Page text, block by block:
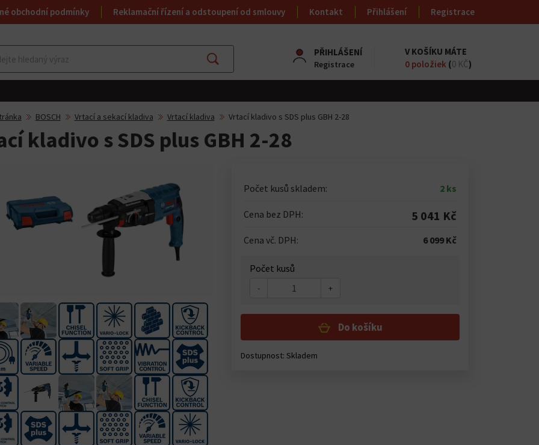
obchodní podmínky Reklamační řízení a odstoupení od smlouvy Kontakt Přihlášení Registrace
Najít
PŘIHLÁŠENÍ
Registrace
V KOŠÍKU MÁTE
0 položiek (0 KČ)
BOSCH Vrtací a sekací kladiva Vrtací kladiva Vrtací kladivo s SDS plus GBH 2-28
kladivo s SDS plus GBH 2-28
Počet kusů skladem: 2 ks
Cena bez DPH: 5 041 Kč
Cena vč. DPH: 6 099 Kč
Počet kusů
- +
Do košíku
Dostupnost: Skladem